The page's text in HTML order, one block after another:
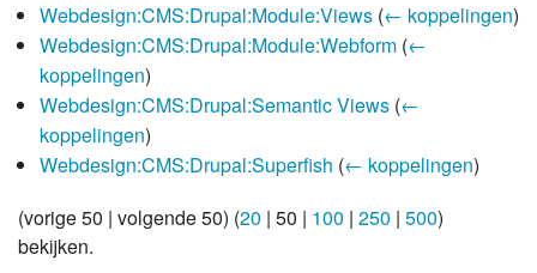
Webdesign:CMS:Drupal:Module:Views (← koppelingen)
Webdesign:CMS:Drupal:Module:Webform (←
koppelingen)
Webdesign:CMS:Drupal:Semantic Views (←
koppelingen)
Webdesign:CMS:Drupal:Superfish (← koppelingen)
(vorige 50 | volgende 50) (20 | 50 | 100 | 250 | 500)
bekijken.